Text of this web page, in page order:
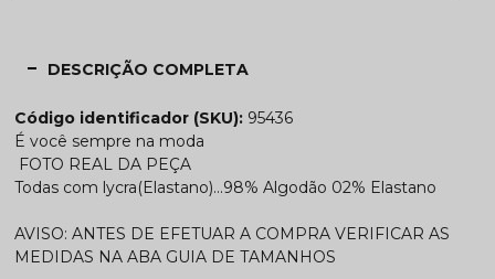
DESCRIÇÃO COMPLETA
Código identificador (SKU): 95436
É você sempre na moda
FOTO REAL DA PEÇA
Todas com lycra(Elastano)...98% Algodão 02% Elastano
AVISO: ANTES DE EFETUAR A COMPRA VERIFICAR AS
MEDIDAS NA ABA GUIA DE TAMANHOS